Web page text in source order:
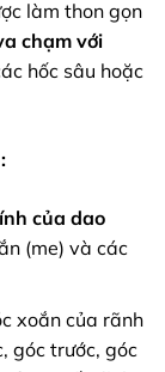
làm thon gọn
chạm với
hốc sâu hoặc
của dao
(me) và các
xoắn của rãnh
góc trước, góc